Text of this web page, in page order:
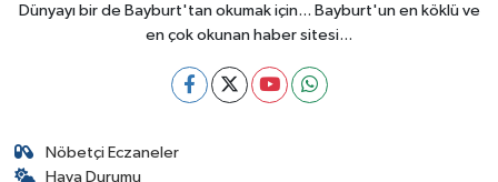
Dünyayı bir de Bayburt'tan okumak için... Bayburt'un en köklü ve
en çok okunan haber sitesi...
Nöbetçi Eczaneler
Hava Durumu